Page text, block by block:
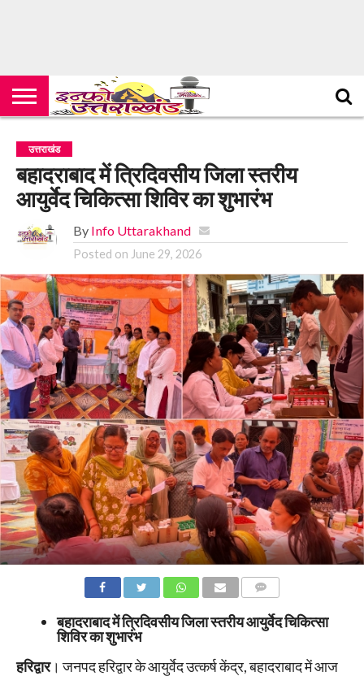
उत्तराखंड
बहादराबाद में त्रिदिवसीय जिला स्तरीय
आयुर्वेद चिकित्सा शिविर का शुभारंभ
By Info Uttarakhand
Posted on June 29, 2026
बहादराबाद में त्रिदिवसीय जिला स्तरीय आयुर्वेद चिकित्सा
शिविर का शुभारंभ
हरिद्वार। जनपद हरिद्वार के आयुर्वेद उत्कर्ष केंद्र, बहादराबाद में आज